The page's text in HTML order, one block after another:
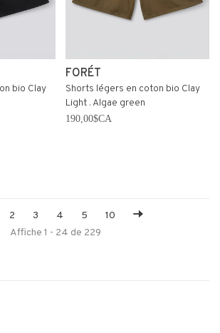
bio Clay
FORÉT
Shorts légers en coton bio Clay
Light . Algae green
190,00$CA
2 3 4 5
10
Affiche 1 - 24 de 229